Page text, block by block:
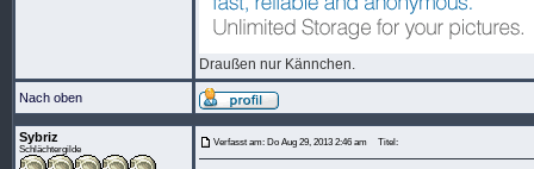
Draußen nur Kännchen.
Nach oben
Sybriz
Schlächtergilde
Verfasst am: Do Aug 29, 2013 2:46 am Titel: